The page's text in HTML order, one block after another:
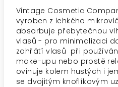
Vintage Cosmetic
vyroben z lehkého
absorbuje přebytečnou
vlasů - pro minimalizaci
zahřátí vlasů při
make-upu nebo prostě
ovinuje kolem hustých i
se dvojitým knoflíkovým